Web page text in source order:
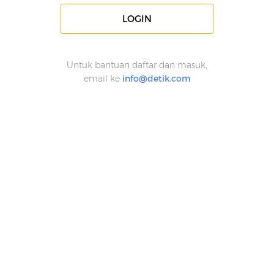
LOGIN
Untuk bantuan daftar dan masuk,
email ke info@detik.com